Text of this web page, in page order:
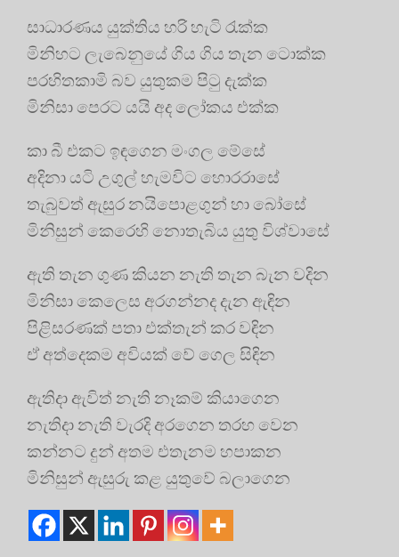
සාධාරණය යුක්තිය හරි හැටි රැක්ක
මිනිහට ලැබෙනුයේ ගිය ගිය තැන ටොක්ක
පරහිතකාමි බව යුතුකම පිටු දැක්ක
මිනිසා පෙරට යයි අද ලෝකය එක්ක
කා බී එකට ඉඳගෙන මංගල මේසේ
අදිනා යටි උගුල් හැමවිට හොරරාසේ
තැබුවත් ඇසුර නයිපොළගුන් හා බෝසේ
මිනිසුන් කෙරෙහි නොතැබිය යුතු විශ්වාසේ
ඇති තැන ගුණ කියන නැති තැන බැන වදින
මිනිසා කෙලෙස අරගන්නද දැන ඇඳින
පිළිසරණක් පතා එක්තැන් කර වඳින
ඒ අත්දෙකම අවියක් වේ ගෙල සිඳින
ඇතිදා ඇවිත් නැති නෑකම් කියාගෙන
නැතිදා නැති වැරදි අරගෙන තරහ වෙන
කන්නට දුන් අතම එතැනම හපාකන
මිනිසුන් ඇසුරු කළ යුතුවේ බලාගෙන